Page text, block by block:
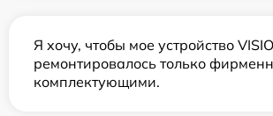
Я хочу, чтобы мое устройство
ремонтировалось только
комплектующими.